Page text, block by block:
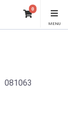
0
MENU
081063